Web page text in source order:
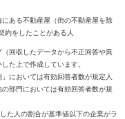
ある不動産屋（街の不動産屋を除
約をしたことがある人
回収したデータから不正回答や異
た上で作成しています。
においては有効回答者数が規定人
部門においては有効回答者数が規
た人の割合が基準値以下の企業がラ